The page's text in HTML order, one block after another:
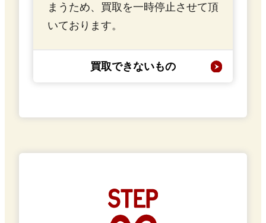
まうため、買取を一時停止させて頂
いております。
買取できないもの